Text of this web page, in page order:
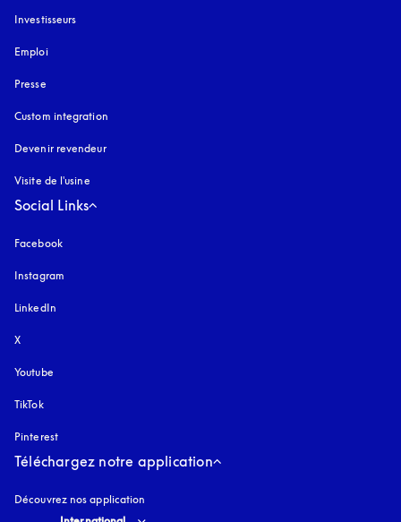
Investisseurs
Emploi
Presse
Custom integration
Devenir revendeur
Visite de l'usine
Social Links
Facebook
Instagram
LinkedIn
X
Youtube
TikTok
Pinterest
Téléchargez notre application
Découvrez nos application